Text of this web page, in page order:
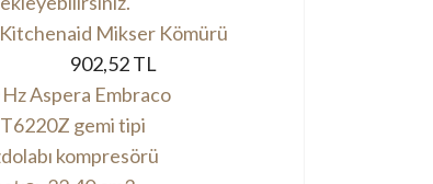
Kitchenaid Mikser Kömürü
902,52 TL